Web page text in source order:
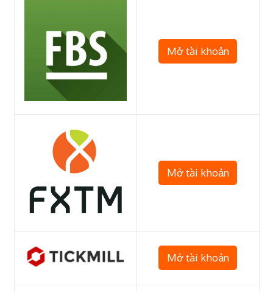
Mở tài khoản
Mở tài khoản
Mở tài khoản